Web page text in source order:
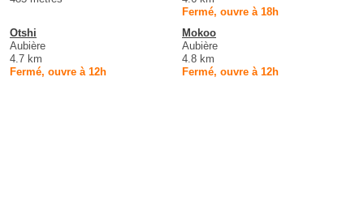
Fermé, ouvre à 18h
Otshi
Aubière
4.7 km
Fermé, ouvre à 12h
Mokoo
Aubière
4.8 km
Fermé, ouvre à 12h